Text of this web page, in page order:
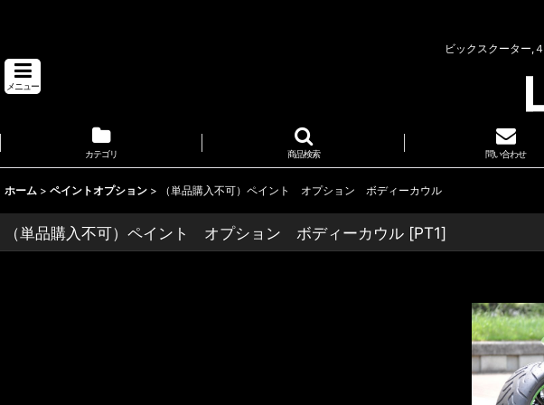
ビックスクーター,
メニュー
カテゴリ 商品検索 問い合わせ
ホーム > ペイントオプション > （単品購入不可）ペイント オプション ボディーカウル
（単品購入不可）ペイント オプション ボディーカウル [PT1]